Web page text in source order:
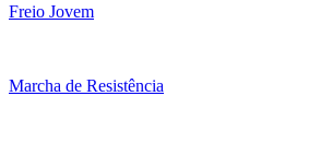
Freio Jovem
Marcha de Resistência